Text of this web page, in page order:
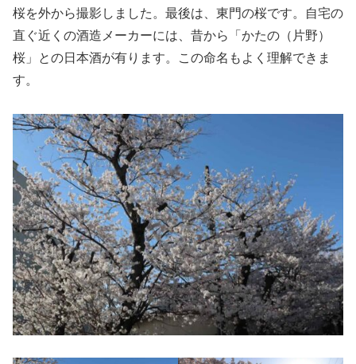
桜を外から撮影しました。最後は、東門の桜です。自宅の
直ぐ近くの酒造メーカーには、昔から「かたの（片野）
桜」との日本酒が有ります。この命名もよく理解できま
す。